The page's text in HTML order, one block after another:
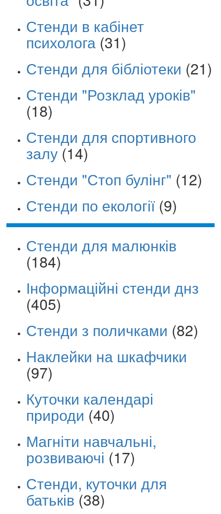
Стенди в кабінет
психолога (31)
Стенди для бібліотеки (21)
Стенди "Розклад уроків"
(18)
Стенди для спортивного
залу(14)
Стенди "Стоп булінг" (12)
Стенди по екології (9)
Стенди для малюнків
(184)
Інформаційні стенди днз
(405)
Стенди з поличками (82)
Наклейки на шкафчики
(97)
Куточки календарі
природи (40)
Магніти навчальні,
розвиваючі (17)
Стенди, куточки для
батьків (38)